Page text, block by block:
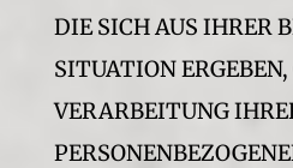
DIE SICH AUS IHRER
SITUATION
VERARBEITUNG